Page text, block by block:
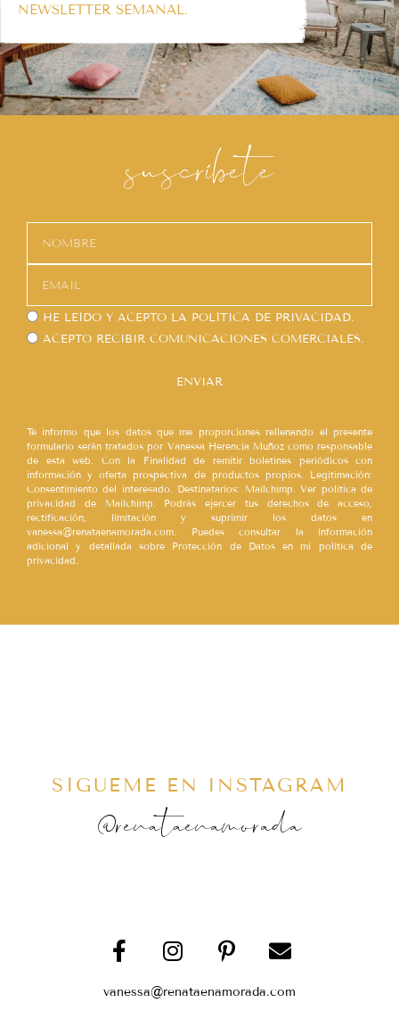
NEWSLETTER SEMANAL.
suscríbete
HE LEÍDO Y ACEPTO LA POLÍTICA DE PRIVACIDAD.
ACEPTO RECIBIR COMUNICACIONES COMERCIALES.
ENVIAR
Te informo que los datos que me proporciones rellenando el presente
formulario serán tratados por Vanessa Herencia Muñoz como responsable
de esta web. Con la Finalidad de remitir boletines periódicos con
información y oferta prospectiva de productos propios. Legitimación:
Consentimiento del interesado. Destinatarios: Mailchimp. Ver política de
privacidad de Mailchimp. Podrás ejercer tus derechos de acceso,
rectificación, limitación y suprimir los datos en
vanessa@renataenamorada.com. Puedes consultar la información
adicional y detallada sobre Protección de Datos en mi política de
privacidad.
SÍGUEME EN INSTAGRAM
@renataenamorada
vanessa@renataenamorada.com